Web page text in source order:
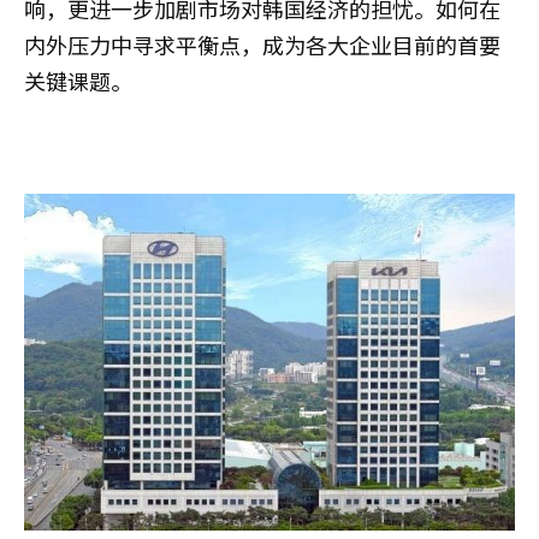
响，更进一步加剧市场对韩国经济的担忧。如何在
内外压力中寻求平衡点，成为各大企业目前的首要
关键课题。